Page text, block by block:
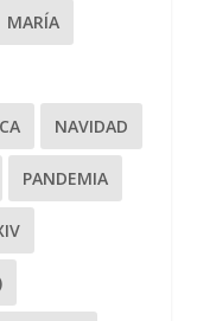
MARÍA
NAVIDAD
PANDEMIA